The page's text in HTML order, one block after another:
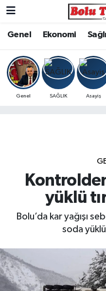
Genel Ekonomi
Genel SAĞLIK Asayiş
yüklü
Bolu’da kar yağışı
soda